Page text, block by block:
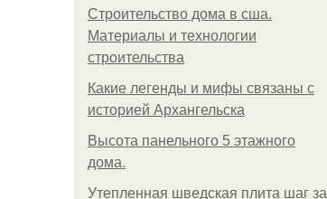
Строительство дома в сша.
Материалы и технологии
строительства
Какие легенды и мифы связаны с
историей Архангельска
Высота панельного 5 этажного
дома.
Утепленная шведская плита шаг за